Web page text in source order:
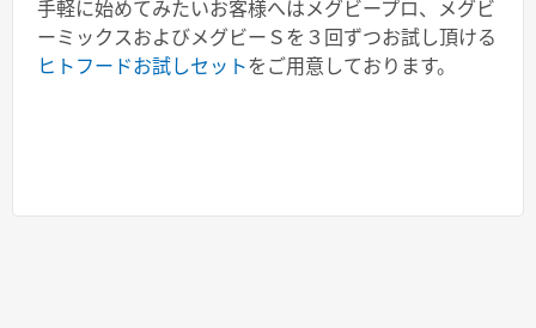
手軽に始めてみたいお客様へはメグビープロ、メグビ
ーミックスおよびメグビーＳを３回ずつお試し頂ける
ヒトフードお試しセットをご用意しております。